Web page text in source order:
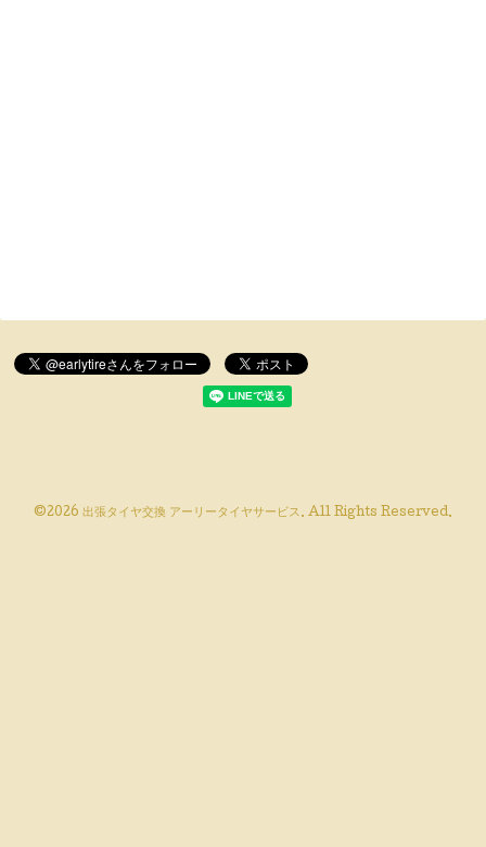
©2026 出張タイヤ交換 アーリータイヤサービス. All Rights Reserved.